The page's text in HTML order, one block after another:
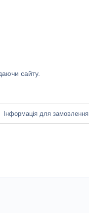
сайту.
Інформація для замовлення